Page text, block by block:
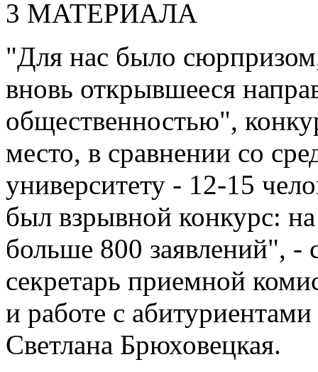
3 МАТЕРИАЛА
"Для нас было
вновь открывшееся
общественностью",
место, в сравнении со
университету - 12-15
был взрывной конкурс:
больше 800 заявлений", -
секретарь приемной
и работе с
Светлана Брюховецкая.